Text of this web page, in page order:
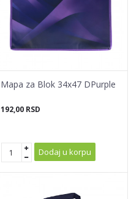
Mapa za Blok 34x47 DPurple
192,00 RSD
Dodaj u korpu